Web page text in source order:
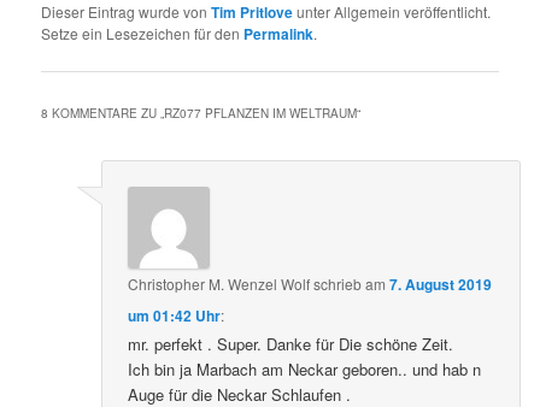
Dieser Eintrag wurde vonTim Pritloveunter Allgemein veröffentlicht.
Setze ein Lesezeichen für den Permalink.
8 KOMMENTARE ZU „ RZ077 PFLANZEN IM WELTRAUM“
Christopher M. Wenzel Wolfschriebam7. August 2019
um 01:42 Uhr:
mr. perfekt . Super. Danke für Die schöne Zeit.
Ich bin ja Marbach am Neckar geboren.. und hab n
Auge für die Neckar Schlaufen .